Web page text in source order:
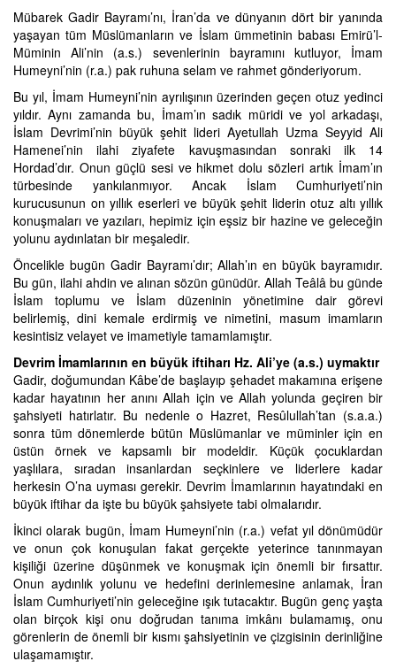
Mübarek Gadir Bayramı’nı, İran’da ve dünyanın dört bir yanında
yaşayan tüm Müslümanların ve İslam ümmetinin babası Emirü’l-
Müminin Ali’nin (a.s.) sevenlerinin bayramını kutluyor, İmam
Humeyni’nin (r.a.) pak ruhuna selam ve rahmet gönderiyorum.
Bu yıl, İmam Humeyni’nin ayrılışının üzerinden geçen otuz yedinci
yıldır. Aynı zamanda bu, İmam’ın sadık müridi ve yol arkadaşı,
İslam Devrimi’nin büyük şehit lideri Ayetullah Uzma Seyyid Ali
Hamenei’nin ilahi ziyafete kavuşmasından sonraki ilk 14
Hordad’dır. Onun güçlü sesi ve hikmet dolu sözleri artık İmam’ın
türbesinde yankılanmıyor. Ancak İslam Cumhuriyeti’nin
kurucusunun on yıllık eserleri ve büyük şehit liderin otuz altı yıllık
konuşmaları ve yazıları, hepimiz için eşsiz bir hazine ve geleceğin
yolunu aydınlatan bir meşaledir.
Öncelikle bugün Gadir Bayramı’dır; Allah’ın en büyük bayramıdır.
Bu gün, ilahi ahdin ve alınan sözün günüdür. Allah Teâlâ bu günde
İslam toplumu ve İslam düzeninin yönetimine dair görevi
belirlemiş, dini kemale erdirmiş ve nimetini, masum imamların
kesintisiz velayet ve imametiyle tamamlamıştır.
Devrim İmamlarının en büyük iftiharı Hz. Ali’ye (a.s.) uymaktır
Gadir, doğumundan Kâbe’de başlayıp şehadet makamına erişene
kadar hayatının her anını Allah için ve Allah yolunda geçiren bir
şahsiyeti hatırlatır. Bu nedenle o Hazret, Resûlullah’tan (s.a.a.)
sonra tüm dönemlerde bütün Müslümanlar ve müminler için en
üstün örnek ve kapsamlı bir modeldir. Küçük çocuklardan
yaşlılara, sıradan insanlardan seçkinlere ve liderlere kadar
herkesin O’na uyması gerekir. Devrim İmamlarının hayatındaki en
büyük iftihar da işte bu büyük şahsiyete tabi olmalarıdır.
İkinci olarak bugün, İmam Humeyni’nin (r.a.) vefat yıl dönümüdür
ve onun çok konuşulan fakat gerçekte yeterince tanınmayan
kişiliği üzerine düşünmek ve konuşmak için önemli bir fırsattır.
Onun aydınlık yolunu ve hedefini derinlemesine anlamak, İran
İslam Cumhuriyeti’nin geleceğine ışık tutacaktır. Bugün genç yaşta
olan birçok kişi onu doğrudan tanıma imkânı bulamamış, onu
görenlerin de önemli bir kısmı şahsiyetinin ve çizgisinin derinliğine
ulaşamamıştır.